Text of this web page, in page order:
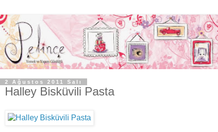
2 Ağustos 2011 Salı
Halley Bisküvili Pasta